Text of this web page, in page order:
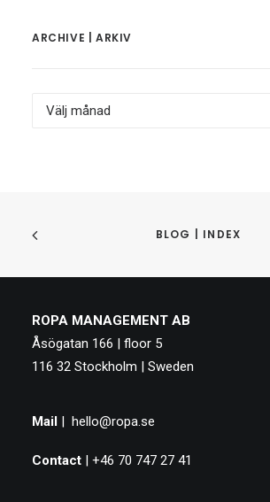
ARCHIVE | ARKIV
Archive
BLOG | INDEX
ROPA MANAGEMENT AB
Åsögatan 166 | floor 5
116 32 Stockholm | Sweden
Mail | hello@ropa.se
Contact | +46 70 747 27 41